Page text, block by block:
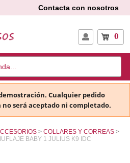
Contacta con nosotros
0
Cualquier pedido
será aceptado ni completado.
COLLARES Y CORREAS
BABY 1 JULIUS K9 IDC